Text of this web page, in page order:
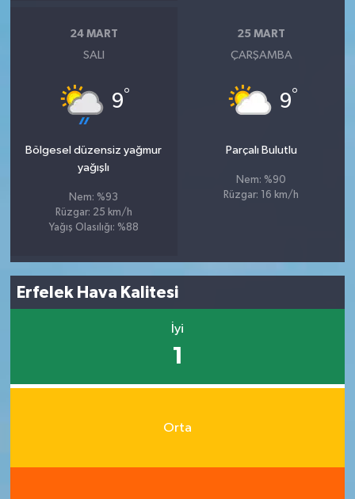
24 MART
SALI
9°
Bölgesel düzensiz yağmur
yağışlı
Nem: %93
Rüzgar: 25 km/h
Yağış Olasılığı: %88
25 MART
ÇARŞAMBA
9°
Parçalı Bulutlu
Nem: %90
Rüzgar: 16 km/h
Erfelek Hava Kalitesi
İyi
1
Orta